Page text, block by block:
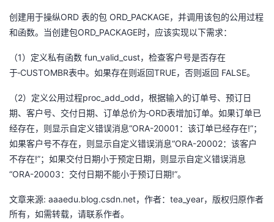
创建用于操纵ORD 表的包 ORD_PACKAGE，并调用该包的公用过程
和函数。当创建包ORD_PACKAGE时，应该实现以下需求：
（1 ）定义私有函数 fun_valid_cust，检查客户号是否存在
于 CUSTOMBR表中。如果存在则返回 TRUE，否则返回 FALSE。
（2）定义公用过程proc_add_odd ，根据输入的订单号、预订日
期、客户号、交付日期、订单总价为 ORD表增加订单。如果订单已
经存在，则显示自定义错误消息“ORA-20001 ：该订单已经存在!”；
如果客户号不存在，则显示自定义错误消息“ORA-20002：该客户
不存在!”；如果交付日期小于预定日期，则显示自定义错误消息
“ORA-20003 ：交付日期不能小于预订日期 !”。
文章来源: aaaedu.blog.csdn.net，作者：tea_year，版权归原作者
所有，如需转载，请联系作者。